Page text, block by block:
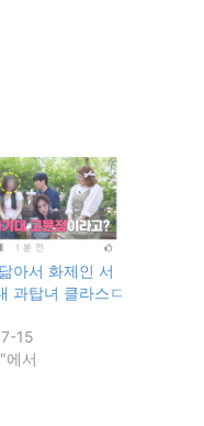
아서 화제인 서
과탑녀 클라스ㄷ
15
에서